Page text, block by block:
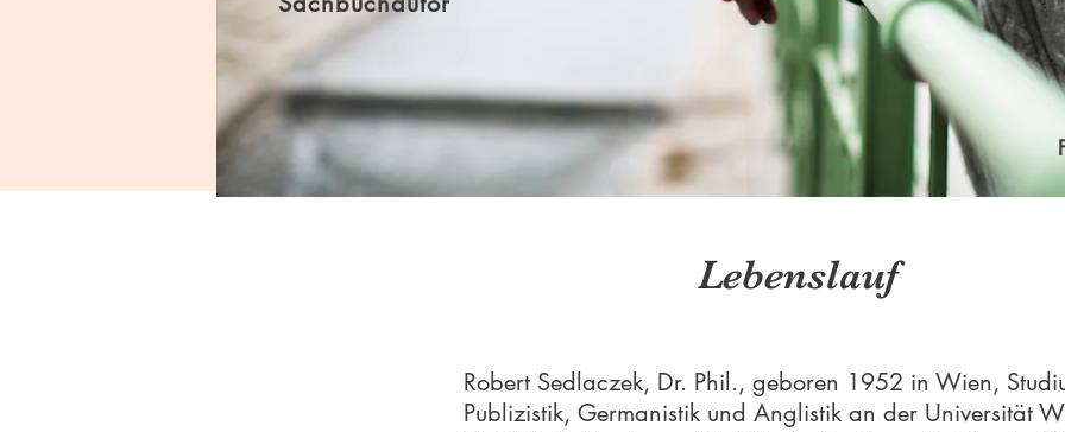
Lebenslauf
Robert Sedlaczek, Dr. Phil., geboren 1952 in Wien,
Publizistik, Germanistik und Anglistik an der Universität